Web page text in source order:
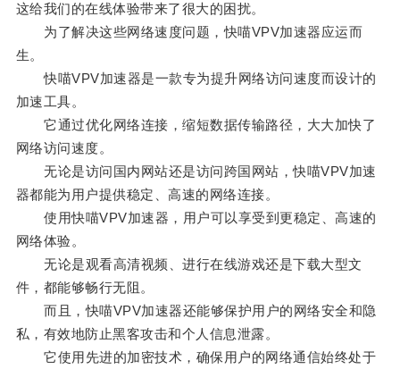
这给我们的在线体验带来了很大的困扰。
为了解决这些网络速度问题，快喵VPV加速器应运而
生。
快喵VPV加速器是一款专为提升网络访问速度而设计的
加速工具。
它通过优化网络连接，缩短数据传输路径，大大加快了
网络访问速度。
无论是访问国内网站还是访问跨国网站，快喵VPV加速
器都能为用户提供稳定、高速的网络连接。
使用快喵VPV加速器，用户可以享受到更稳定、高速的
网络体验。
无论是观看高清视频、进行在线游戏还是下载大型文
件，都能够畅行无阻。
而且，快喵VPV加速器还能够保护用户的网络安全和隐
私，有效地防止黑客攻击和个人信息泄露。
它使用先进的加密技术，确保用户的网络通信始终处于